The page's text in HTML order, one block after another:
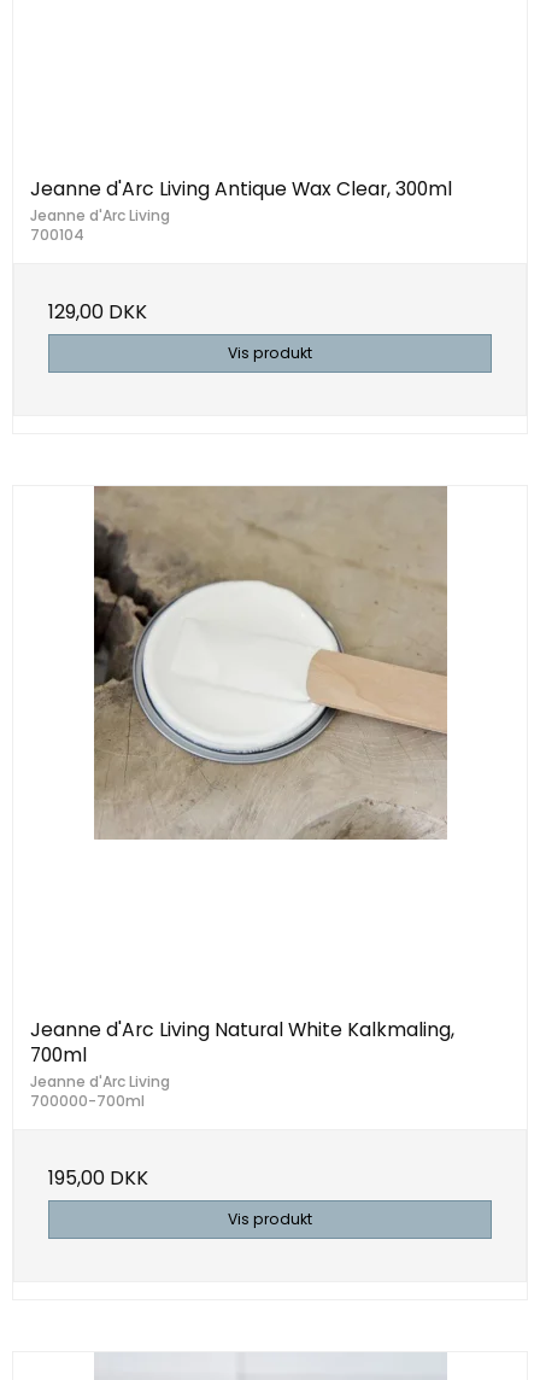
Jeanne d'Arc Living Antique Wax Clear, 300ml
Jeanne d'Arc Living
700104
129,00 DKK
Vis produkt
Jeanne d'Arc Living Natural White Kalkmaling,
700ml
Jeanne d'Arc Living
700000-700ml
195,00 DKK
Vis produkt